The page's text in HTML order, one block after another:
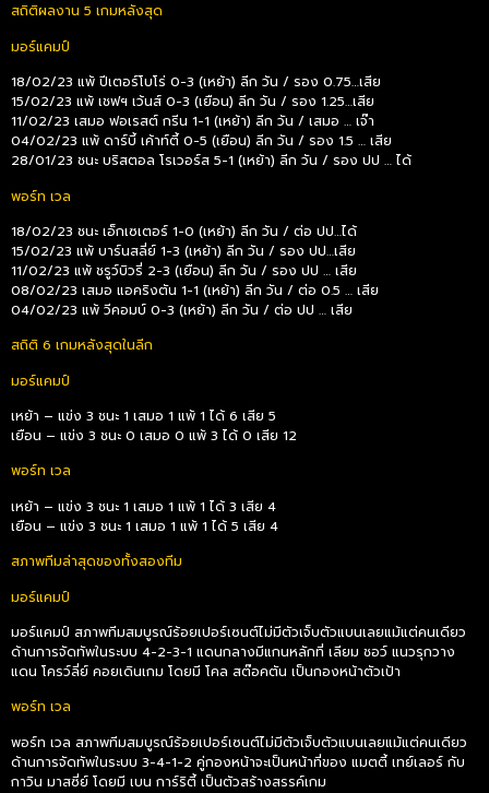
สถิติผลงาน 5 เกมหลังสุด
มอร์แคมป์
18/02/23 แพ้ ปีเตอร์โบโร่ 0-3 (เหย้า) ลีก วัน / รอง 0.75…เสีย
15/02/23 แพ้ เชฟฯ เว้นส์ 0-3 (เยือน) ลีก วัน / รอง 1.25…เสีย
11/02/23 เสมอ ฟอเรสต์ กรีน 1-1 (เหย้า) ลีก วัน / เสมอ … เจ๊า
04/02/23 แพ้ ดาร์บี้ เค้าท์ตี้ 0-5 (เยือน) ลีก วัน / รอง 1.5 … เสีย
28/01/23 ชนะ บริสตอล โรเวอร์ส 5-1 (เหย้า) ลีก วัน / รอง ปป … ได้
พอร์ท เวล
18/02/23 ชนะ เอ็กเซเตอร์ 1-0 (เหย้า) ลีก วัน / ต่อ ปป…ได้
15/02/23 แพ้ บาร์นสลี่ย์ 1-3 (เหย้า) ลีก วัน / รอง ปป…เสีย
11/02/23 แพ้ ชรูว์บิวรี่ 2-3 (เยือน) ลีก วัน / รอง ปป … เสีย
08/02/23 เสมอ แอคริงตัน 1-1 (เหย้า) ลีก วัน / ต่อ 0.5 … เสีย
04/02/23 แพ้ วีคอมบ์ 0-3 (เหย้า) ลีก วัน / ต่อ ปป … เสีย
สถิติ 6 เกมหลังสุดในลีก
มอร์แคมป์
เหย้า – แข่ง 3 ชนะ 1 เสมอ 1 แพ้ 1 ได้ 6 เสีย 5
เยือน – แข่ง 3 ชนะ 0 เสมอ 0 แพ้ 3 ได้ 0 เสีย 12
พอร์ท เวล
เหย้า – แข่ง 3 ชนะ 1 เสมอ 1 แพ้ 1 ได้ 3 เสีย 4
เยือน – แข่ง 3 ชนะ 1 เสมอ 1 แพ้ 1 ได้ 5 เสีย 4
สภาพทีมล่าสุดของทั้งสองทีม
มอร์แคมป์
มอร์แคมป์ สภาพทีมสมบูรณ์ร้อยเปอร์เซนต์ไม่มีตัวเจ็บตัวแบนเลยแม้แต่คนเดียว
ด้านการจัดทัพในระบบ 4-2-3-1 แดนกลางมีแกนหลักที่ เลียม ชอว์ แนวรุกวาง
แดน โครว์ลี่ย์ คอยเดินเกม โดยมี โคล สต๊อคตัน เป็นกองหน้าตัวเป้า
พอร์ท เวล
พอร์ท เวล สภาพทีมสมบูรณ์ร้อยเปอร์เซนต์ไม่มีตัวเจ็บตัวแบนเลยแม้แต่คนเดียว
ด้านการจัดทัพในระบบ 3-4-1-2 คู่กองหน้าจะเป็นหน้าที่ของ แมตตี้ เทย์เลอร์ กับ
กาวิน มาสซี่ย์ โดยมี เบน การ์ริตี้ เป็นตัวสร้างสรรค์เกม